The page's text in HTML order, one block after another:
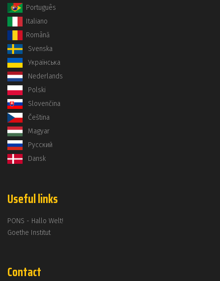
Português
Italiano
Română
Svenska
Українська
Nederlands
Polski
Slovenčina
Čeština
Magyar
Русский
Dansk
Useful links
PONS - Hallo Welt!
Goethe Institut
Contact